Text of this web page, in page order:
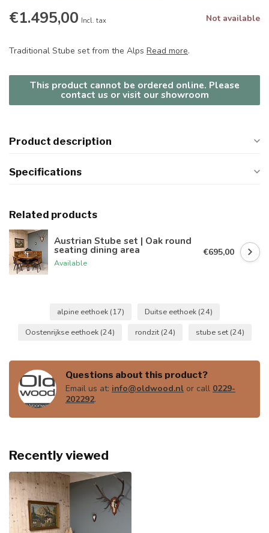
€1.495,00 Incl. tax Not available
Traditional Stube set from the Alps Read more.
This product cannot be ordered online. Please
contact us or visit our showroom
Product description
Specifications
Related products
Austrian Stube set | Oak round
seating dining area
Available
€695,00
alpine eethoek (17) Duitse eethoek (24)
Oostenrijkse eethoek (24) rondzit (24) stube set (24)
Questions about this product?
Email us at: info@oldwood.nl or call 0229-
202292.
Recently viewed